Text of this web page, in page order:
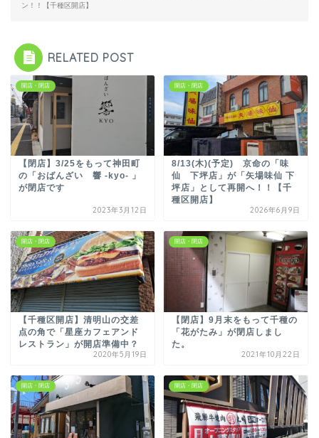
ン！！【千種区開店】
RELATED POST
開店・閉店
【閉店】3/25をもって神田町
の「おばんざい 響 -kyo- 」
が閉店です
2023年3月12日
開店・閉店
8/13(木)(予定) 京命の「味
仙 下坪店」が「矢場味仙 下
坪店」として再開へ！！【千
種区開店】
2026年6月9日
開店・閉店
【千種区開店】清明山の交差
点の角で「星座カフェアンド
レストラン」が開店準備中？
2020年5月19日
開店・閉店
【閉店】9月末をもって千種の
「花がたみ」が閉店しまし
た。
2021年10月22日
開店・閉店 開店・閉店